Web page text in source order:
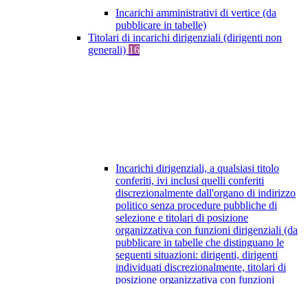
Incarichi amministrativi di vertice (da
pubblicare in tabelle)
Titolari di incarichi dirigenziali (dirigenti non
generali) 16
Incarichi dirigenziali, a qualsiasi titolo
conferiti, ivi inclusi quelli conferiti
discrezionalmente dall'organo di indirizzo
politico senza procedure pubbliche di
selezione e titolari di posizione
organizzativa con funzioni dirigenziali (da
pubblicare in tabelle che distinguano le
seguenti situazioni: dirigenti, dirigenti
individuati discrezionalmente, titolari di
posizione organizzativa con funzioni